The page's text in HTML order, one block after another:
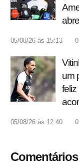
05/08/26 às 15:13 0
um
05/08/26 às 12:40 0
Comentários